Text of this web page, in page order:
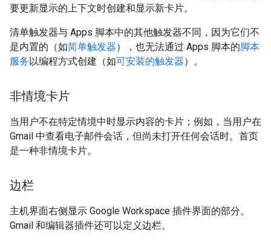
要更新显示的上下文时创建和显示新卡片。
清单触发器与 Apps 脚本中的其他触发器不同，因为它们不
是内置的（如简单触发器），也无法通过 Apps 脚本的脚本
服务以编程方式创建（如可安装的触发器）。
非情境卡片
当用户不在特定情境中时显示内容的卡片；例如，当用户在
Gmail 中查看电子邮件会话，但尚未打开任何会话时。首页
是一种非情境卡片。
边栏
主机界面右侧显示 Google Workspace 插件界面的部分。
Gmail 和编辑器插件还可以定义边栏。